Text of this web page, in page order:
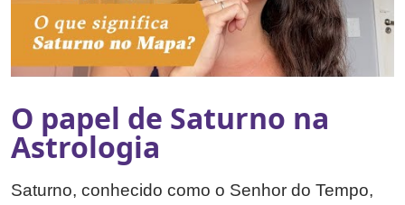
O papel de Saturno na
Astrologia
Saturno, conhecido como o Senhor do Tempo,